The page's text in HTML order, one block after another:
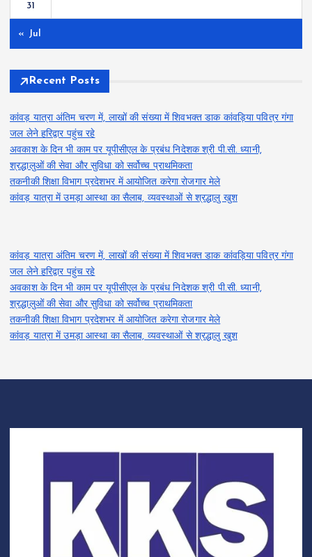
31
« Jul
Recent Posts
कांवड़ यात्रा अंतिम चरण में, लाखों की संख्या में शिवभक्त डाक कांवड़िया पवित्र गंगा
जल लेने हरिद्वार पहुंच रहे
अवकाश के दिन भी काम पर यूपीसीएल के प्रबंध निदेशक श्री पी.सी. ध्यानी,
श्रद्धालुओं की सेवा और सुविधा को सर्वोच्च प्राथमिकता
तकनीकी शिक्षा विभाग प्रदेशभर में आयोजित करेगा रोजगार मेले
कांवड़ यात्रा में उमड़ा आस्था का सैलाब, व्यवस्थाओं से श्रद्धालु खुश
कांवड़ यात्रा अंतिम चरण में, लाखों की संख्या में शिवभक्त डाक कांवड़िया पवित्र गंगा
जल लेने हरिद्वार पहुंच रहे
अवकाश के दिन भी काम पर यूपीसीएल के प्रबंध निदेशक श्री पी.सी. ध्यानी,
श्रद्धालुओं की सेवा और सुविधा को सर्वोच्च प्राथमिकता
तकनीकी शिक्षा विभाग प्रदेशभर में आयोजित करेगा रोजगार मेले
कांवड़ यात्रा में उमड़ा आस्था का सैलाब, व्यवस्थाओं से श्रद्धालु खुश